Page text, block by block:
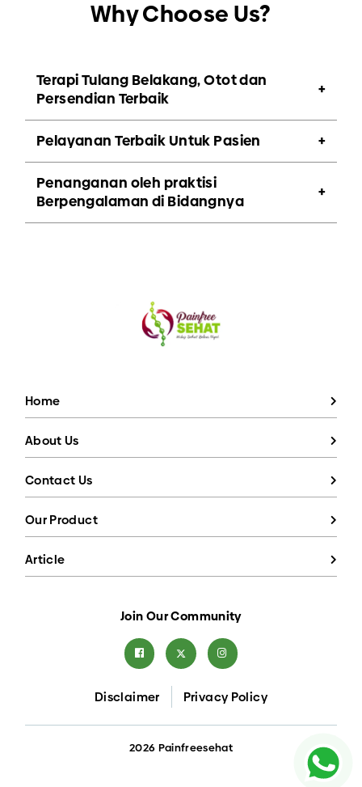
Why Choose Us?
Terapi Tulang Belakang, Otot dan
Persendian Terbaik
Pelayanan Terbaik Untuk Pasien
Penanganan oleh praktisi
Berpengalaman di Bidangnya
Home
About Us
Contact Us
Our Product
Article
Join Our Community
Disclaimer Privacy Policy
2026 Painfreesehat